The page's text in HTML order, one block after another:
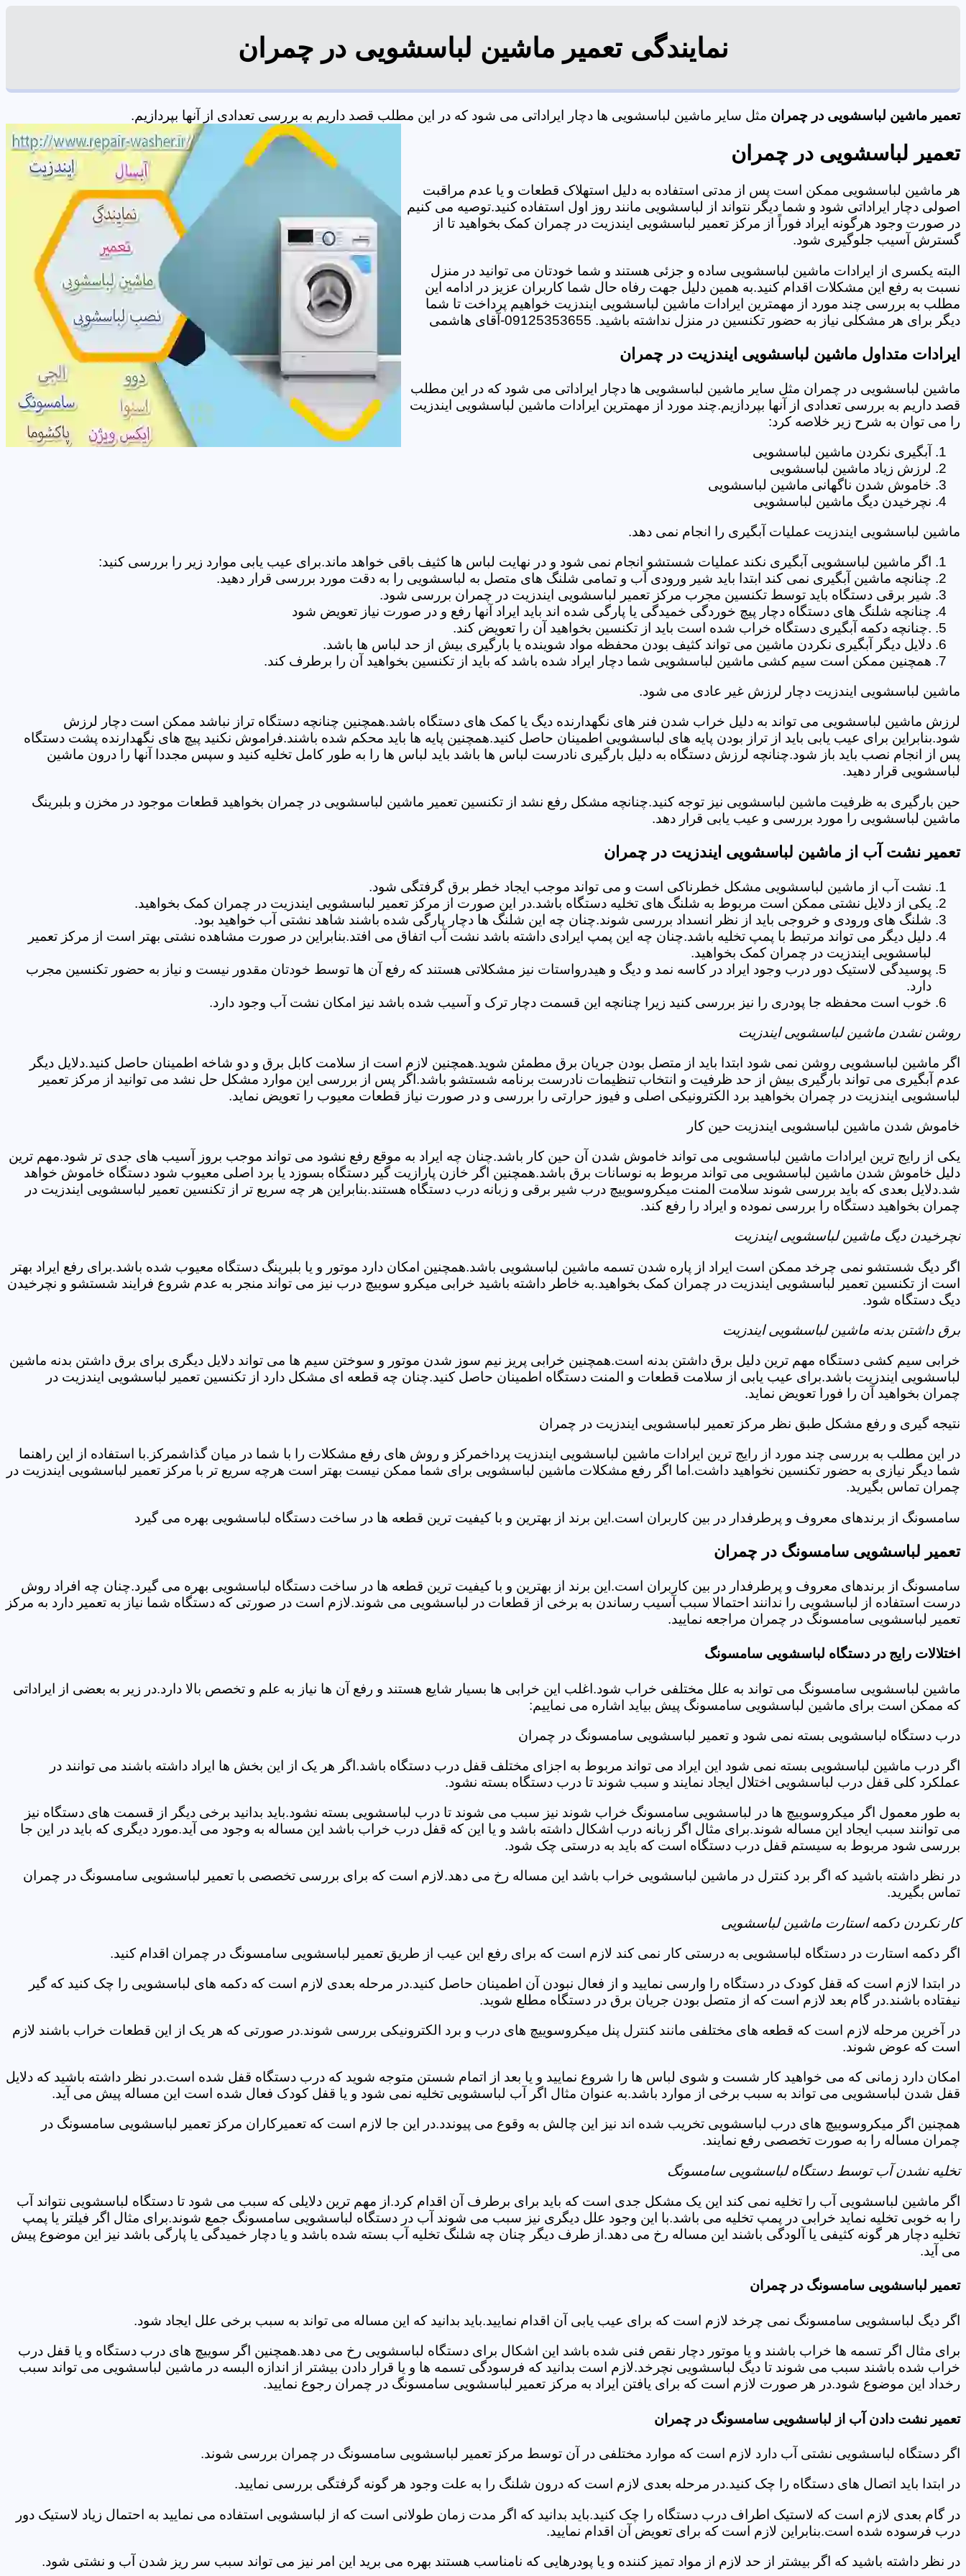
نمایندگی تعمیر ماشین لباسشویی در چمران
تعمیر ماشین لباسشویی در چمران مثل سایر ماشین لباسشویی ها دچار ایراداتی می شود که در این مطلب قصد داریم به بررسی تعدادی از آنها بپردازیم.
تعمیر لباسشویی در چمران
هر ماشین لباسشویی ممکن است پس از مدتی استفاده به دلیل استهلاک قطعات و یا عدم مراقبت
اصولی دچار ایراداتی شود و شما دیگر نتواند از لباسشویی مانند روز اول استفاده کنید.توصیه می کنیم
در صورت وجود هرگونه ایراد فوراً از مرکز تعمیر لباسشویی ایندزیت در چمران کمک بخواهید تا از
گسترش آسیب جلوگیری شود.
البته یکسری از ایرادات ماشین لباسشویی ساده و جزئی هستند و شما خودتان می توانید در منزل
نسبت به رفع این مشکلات اقدام کنید.به همین دلیل جهت رفاه حال شما کاربران عزیز در ادامه این
مطلب به بررسی چند مورد از مهمترین ایرادات ماشین لباسشویی ایندزیت خواهیم پرداخت تا شما
دیگر برای هر مشکلی نیاز به حضور تکنسین در منزل نداشته باشید. 09125353655-آقای هاشمی
ایرادات متداول ماشین لباسشویی ایندزیت در چمران
ماشین لباسشویی در چمران مثل سایر ماشین لباسشویی ها دچار ایراداتی می شود که در این مطلب
قصد داریم به بررسی تعدادی از آنها بپردازیم.چند مورد از مهمترین ایرادات ماشین لباسشویی ایندزیت
را می توان به شرح زیر خلاصه کرد:
آبگیری نکردن ماشین لباسشویی
لرزش زیاد ماشین لباسشویی
خاموش شدن ناگهانی ماشین لباسشویی
نچرخیدن دیگ ماشین لباسشویی
ماشین لباسشویی ایندزیت عملیات آبگیری را انجام نمی دهد.
اگر ماشین لباسشویی آبگیری نکند عملیات شستشو انجام نمی شود و در نهایت لباس ها کثیف باقی خواهد ماند.برای عیب یابی موارد زیر را بررسی کنید:
چنانچه ماشین آبگیری نمی کند ابتدا باید شیر ورودی آب و تمامی شلنگ های متصل به لباسشویی را به دقت مورد بررسی قرار دهید.
شیر برقی دستگاه باید توسط تکنسین مجرب مرکز تعمیر لباسشویی ایندزیت در چمران بررسی شود.
چنانچه شلنگ های دستگاه دچار پیچ خوردگی خمیدگی یا پارگی شده اند باید ایراد آنها رفع و در صورت نیاز تعویض شود
.چنانچه دکمه آبگیری دستگاه خراب شده است باید از تکنسین بخواهید آن را تعویض کند.
دلایل دیگر آبگیری نکردن ماشین می تواند کثیف بودن محفظه مواد شوینده یا بارگیری بیش از حد لباس ها باشد.
همچنین ممکن است سیم کشی ماشین لباسشویی شما دچار ایراد شده باشد که باید از تکنسین بخواهید آن را برطرف کند.
ماشین لباسشویی ایندزیت دچار لرزش غیر عادی می شود.
لرزش ماشین لباسشویی می تواند به دلیل خراب شدن فنر های نگهدارنده دیگ یا کمک های دستگاه باشد.همچنین چنانچه دستگاه تراز نباشد ممکن است دچار لرزش
شود.بنابراین برای عیب یابی باید از تراز بودن پایه های لباسشویی اطمینان حاصل کنید.همچنین پایه ها باید محکم شده باشند.فراموش نکنید پیچ های نگهدارنده پشت دستگاه
پس از انجام نصب باید باز شود.چنانچه لرزش دستگاه به دلیل بارگیری نادرست لباس ها باشد باید لباس ها را به طور کامل تخلیه کنید و سپس مجددا آنها را درون ماشین
لباسشویی قرار دهید.
حین بارگیری به ظرفیت ماشین لباسشویی نیز توجه کنید.چنانچه مشکل رفع نشد از تکنسین تعمیر ماشین لباسشویی در چمران بخواهید قطعات موجود در مخزن و بلبرینگ
ماشین لباسشویی را مورد بررسی و عیب یابی قرار دهد.
تعمیر نشت آب از ماشین لباسشویی ایندزیت در چمران
نشت آب از ماشین لباسشویی مشکل خطرناکی است و می تواند موجب ایجاد خطر برق گرفتگی شود.
یکی از دلایل نشتی ممکن است مربوط به شلنگ های تخلیه دستگاه باشد.در این صورت از مرکز تعمیر لباسشویی ایندزیت در چمران کمک بخواهید.
شلنگ های ورودی و خروجی باید از نظر انسداد بررسی شوند.چنان چه این شلنگ ها دچار پارگی شده باشند شاهد نشتی آب خواهید بود.
دلیل دیگر می تواند مرتبط با پمپ تخلیه باشد.چنان چه این پمپ ایرادی داشته باشد نشت آب اتفاق می افتد.بنابراین در صورت مشاهده نشتی بهتر است از مرکز تعمیر
لباسشویی ایندزیت در چمران کمک بخواهید.
پوسیدگی لاستیک دور درب وجود ایراد در کاسه نمد و دیگ و هیدرواستات نیز مشکلاتی هستند که رفع آن ها توسط خودتان مقدور نیست و نیاز به حضور تکنسین مجرب
دارد.
خوب است محفظه جا پودری را نیز بررسی کنید زیرا چنانچه این قسمت دچار ترک و آسیب شده باشد نیز امکان نشت آب وجود دارد.
روشن نشدن ماشین لباسشویی ایندزیت
اگر ماشین لباسشویی روشن نمی شود ابتدا باید از متصل بودن جریان برق مطمئن شوید.همچنین لازم است از سلامت کابل برق و دو شاخه اطمینان حاصل کنید.دلایل دیگر
عدم آبگیری می تواند بارگیری بیش از حد ظرفیت و انتخاب تنظیمات نادرست برنامه شستشو باشد.اگر پس از بررسی این موارد مشکل حل نشد می توانید از مرکز تعمیر
لباسشویی ایندزیت در چمران بخواهید برد الکترونیکی اصلی و فیوز حرارتی را بررسی و در صورت نیاز قطعات معیوب را تعویض نماید.
خاموش شدن ماشین لباسشویی ایندزیت حین کار
یکی از رایج ترین ایرادات ماشین لباسشویی می تواند خاموش شدن آن حین کار باشد.چنان چه ایراد به موقع رفع نشود می تواند موجب بروز آسیب های جدی تر شود.مهم ترین
دلیل خاموش شدن ماشین لباسشویی می تواند مربوط به نوسانات برق باشد.همچنین اگر خازن پارازیت گیر دستگاه بسوزد یا برد اصلی معیوب شود دستگاه خاموش خواهد
شد.دلایل بعدی که باید بررسی شوند سلامت المنت میکروسوییچ درب شیر برقی و زبانه درب دستگاه هستند.بنابراین هر چه سریع تر از تکنسین تعمیر لباسشویی ایندزیت در
چمران بخواهید دستگاه را بررسی نموده و ایراد را رفع کند.
نچرخیدن دیگ ماشین لباسشویی ایندزیت
اگر دیگ شستشو نمی چرخد ممکن است ایراد از پاره شدن تسمه ماشین لباسشویی باشد.همچنین امکان دارد موتور و یا بلبرینگ دستگاه معیوب شده باشد.برای رفع ایراد بهتر
است از تکنسین تعمیر لباسشویی ایندزیت در چمران کمک بخواهید.به خاطر داشته باشید خرابی میکرو سوییچ درب نیز می تواند منجر به عدم شروع فرایند شستشو و نچرخیدن
دیگ دستگاه شود.
برق داشتن بدنه ماشین لباسشویی ایندزیت
خرابی سیم کشی دستگاه مهم ترین دلیل برق داشتن بدنه است.همچنین خرابی پریز نیم سوز شدن موتور و سوختن سیم ها می تواند دلایل دیگری برای برق داشتن بدنه ماشین
لباسشویی ایندزیت باشد.برای عیب یابی از سلامت قطعات و المنت دستگاه اطمینان حاصل کنید.چنان چه قطعه ای مشکل دارد از تکنسین تعمیر لباسشویی ایندزیت در
چمران بخواهید آن را فورا تعویض نماید.
نتیجه گیری و رفع مشکل طبق نظر مرکز تعمیر لباسشویی ایندزیت در چمران
در این مطلب به بررسی چند مورد از رایج ترین ایرادات ماشین لباسشویی ایندزیت پرداخمرکز و روش های رفع مشکلات را با شما در میان گذاشمرکز.با استفاده از این راهنما
شما دیگر نیازی به حضور تکنسین نخواهید داشت.اما اگر رفع مشکلات ماشین لباسشویی برای شما ممکن نیست بهتر است هرچه سریع تر با مرکز تعمیر لباسشویی ایندزیت در
چمران تماس بگیرید.
سامسونگ از برندهای معروف و پرطرفدار در بین کاربران است.این برند از بهترین و با کیفیت ترین قطعه ها در ساخت دستگاه لباسشویی بهره می گیرد
تعمیر لباسشویی سامسونگ در چمران
سامسونگ از برندهای معروف و پرطرفدار در بین کاربران است.این برند از بهترین و با کیفیت ترین قطعه ها در ساخت دستگاه لباسشویی بهره می گیرد.چنان چه افراد روش
درست استفاده از لباسشویی را ندانند احتمالا سبب آسیب رساندن به برخی از قطعات در لباسشویی می شوند.لازم است در صورتی که دستگاه شما نیاز به تعمیر دارد به مرکز
تعمیر لباسشویی سامسونگ در چمران مراجعه نمایید.
اختلالات رایج در دستگاه لباسشویی سامسونگ
ماشین لباسشویی سامسونگ می تواند به علل مختلفی خراب شود.اغلب این خرابی ها بسیار شایع هستند و رفع آن ها نیاز به علم و تخصص بالا دارد.در زیر به بعضی از ایراداتی
که ممکن است برای ماشین لباسشویی سامسونگ پیش بیاید اشاره می نماییم:
درب دستگاه لباسشویی بسته نمی شود و تعمیر لباسشویی سامسونگ در چمران
اگر درب ماشین لباسشویی بسته نمی شود این ایراد می تواند مربوط به اجزای مختلف قفل درب دستگاه باشد.اگر هر یک از این بخش ها ایراد داشته باشند می توانند در
عملکرد کلی قفل درب لباسشویی اختلال ایجاد نمایند و سبب شوند تا درب دستگاه بسته نشود.
به طور معمول اگر میکروسوییچ ها در لباسشویی سامسونگ خراب شوند نیز سبب می شوند تا درب لباسشویی بسته نشود.باید بدانید برخی دیگر از قسمت های دستگاه نیز
می توانند سبب ایجاد این مساله شوند.برای مثال اگر زبانه درب اشکال داشته باشد و یا این که قفل درب خراب باشد این مساله به وجود می آید.مورد دیگری که باید در این جا
بررسی شود مربوط به سیستم قفل درب دستگاه است که باید به درستی چک شود.
در نظر داشته باشید که اگر برد کنترل در ماشین لباسشویی خراب باشد این مساله رخ می دهد.لازم است که برای بررسی تخصصی با تعمیر لباسشویی سامسونگ در چمران
تماس بگیرید.
کار نکردن دکمه استارت ماشین لباسشویی
اگر دکمه استارت در دستگاه لباسشویی به درستی کار نمی کند لازم است که برای رفع این عیب از طریق تعمیر لباسشویی سامسونگ در چمران اقدام کنید.
در ابتدا لازم است که قفل کودک در دستگاه را وارسی نمایید و از فعال نبودن آن اطمینان حاصل کنید.در مرحله بعدی لازم است که دکمه های لباسشویی را چک کنید که گیر
نیفتاده باشند.در گام بعد لازم است که از متصل بودن جریان برق در دستگاه مطلع شوید.
در آخرین مرحله لازم است که قطعه های مختلفی مانند کنترل پنل میکروسوییچ های درب و برد الکترونیکی بررسی شوند.در صورتی که هر یک از این قطعات خراب باشند لازم
است که عوض شوند.
امکان دارد زمانی که می خواهید کار شست و شوی لباس ها را شروع نمایید و یا بعد از اتمام شستن متوجه شوید که درب دستگاه قفل شده است.در نظر داشته باشید که دلایل
قفل شدن لباسشویی می تواند به سبب برخی از موارد باشد.به عنوان مثال اگر آب لباسشویی تخلیه نمی شود و یا قفل کودک فعال شده است این مساله پیش می آید.
همچنین اگر میکروسوییچ های درب لباسشویی تخریب شده اند نیز این چالش به وقوع می پیوندد.در این جا لازم است که تعمیرکاران مرکز تعمیر لباسشویی سامسونگ در
چمران مساله را به صورت تخصصی رفع نمایند.
تخلیه نشدن آب توسط دستگاه لباسشویی سامسونگ
اگر ماشین لباسشویی آب را تخلیه نمی کند این یک مشکل جدی است که باید برای برطرف آن اقدام کرد.از مهم ترین دلایلی که سبب می شود تا دستگاه لباسشویی نتواند آب
را به خوبی تخلیه نماید خرابی در پمپ تخلیه می باشد.با این وجود علل دیگری نیز سبب می شوند آب در دستگاه لباسشویی سامسونگ جمع شوند.برای مثال اگر فیلتر یا پمپ
تخلیه دچار هر گونه کثیفی یا آلودگی باشند این مساله رخ می دهد.از طرف دیگر چنان چه شلنگ تخلیه آب بسته شده باشد و یا دچار خمیدگی یا پارگی باشد نیز این موضوع پیش
می آید.
تعمیر لباسشویی سامسونگ در چمران
اگر دیگ لباسشویی سامسونگ نمی چرخد لازم است که برای عیب یابی آن اقدام نمایید.باید بدانید که این مساله می تواند به سبب برخی علل ایجاد شود.
برای مثال اگر تسمه ها خراب باشند و یا موتور دچار نقص فنی شده باشد این اشکال برای دستگاه لباسشویی رخ می دهد.همچنین اگر سوییچ های درب دستگاه و یا قفل درب
خراب شده باشند سبب می شوند تا دیگ لباسشویی نچرخد.لازم است بدانید که فرسودگی تسمه ها و یا قرار دادن بیشتر از اندازه البسه در ماشین لباسشویی می تواند سبب
رخداد این موضوع شود.در هر صورت لازم است که برای یافتن ایراد به مرکز تعمیر لباسشویی سامسونگ در چمران رجوع نمایید.
تعمیر نشت دادن آب از لباسشویی سامسونگ در چمران
اگر دستگاه لباسشویی نشتی آب دارد لازم است که موارد مختلفی در آن توسط مرکز تعمیر لباسشویی سامسونگ در چمران بررسی شوند.
در ابتدا باید اتصال های دستگاه را چک کنید.در مرحله بعدی لازم است که درون شلنگ را به علت وجود هر گونه گرفتگی بررسی نمایید.
در گام بعدی لازم است که لاستیک اطراف درب دستگاه را چک کنید.باید بدانید که اگر مدت زمان طولانی است که از لباسشویی استفاده می نمایید به احتمال زیاد لاستیک دور
درب فرسوده شده است.بنابراین لازم است که برای تعویض آن اقدام نمایید.
در نظر داشته باشید که اگر بیشتر از حد لازم از مواد تمیز کننده و یا پودرهایی که نامناسب هستند بهره می برید این امر نیز می تواند سبب سر ریز شدن آب و نشتی شود.